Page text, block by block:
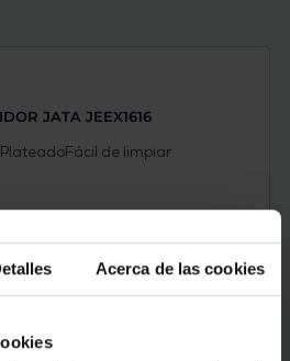
Acerca de las cookies
JATA JEEX1616
PlateadoFácil de limpiar
52,90 €